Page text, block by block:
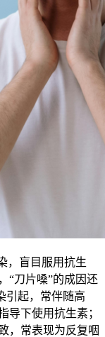
，盲目服用抗生
“刀片嗓”的成因还
引起，常伴随高
导下使用抗生素；
，常表现为反复咽